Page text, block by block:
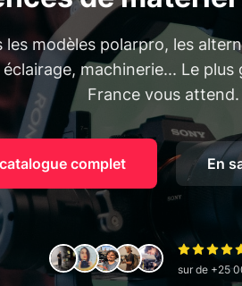
les modèles polarpro, les
machinerie... Le
France vous attend.
complet En
sur de +25